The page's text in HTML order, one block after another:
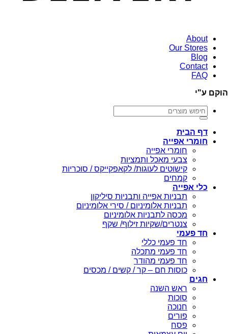
About
Our Stores
Blog
Contact
FAQ
הוקם ע"י
חיפוש
עבור:
דף הבית
חומרי אפייה
חומרי אפייה
צבעי מאכל ותמציות
קישוטים לעוגות/ לקאפקייקס / סוכריות
קמחים
כלי אפייה
תבניות אפייה ותבניות סיליקון
תבניות אלומיניום / סירי אלומיניום
מכסה לתבניות אלומיניום
צנטרים/שקיות זילוף/ שקף
חד פעמי
חד פעמי כללי
חד פעמי מתכלה
חד פעמי מהודר
כוסות חם – קר / קשים / מכסים
חגים
ראש השנה
סוכות
חנוכה
פורים
פסח